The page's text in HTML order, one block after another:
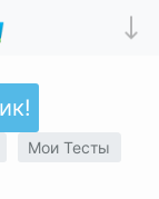
Мои Тесты